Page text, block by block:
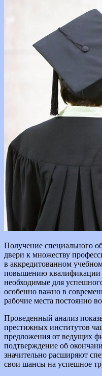
Получение специального
двери к множеству
в аккредитованном
повышению квалификации
необходимые для
особенно важно в
рабочие места постоянно
Проведенный анализ
престижных институтов
предложения от ведущих
подтверждение об
значительно расширяют
свои шансы на успешное